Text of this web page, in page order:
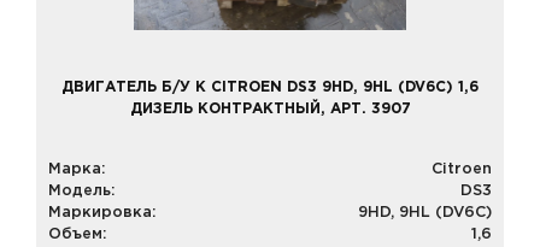
ДВИГАТЕЛЬ Б/У К CITROEN DS3 9HD, 9HL (DV6C) 1,6
ДИЗЕЛЬ КОНТРАКТНЫЙ, АРТ. 3907
Марка:
Citroen
Модель:
DS3
Маркировка:
9HD, 9HL (DV6C)
Объем:
1,6